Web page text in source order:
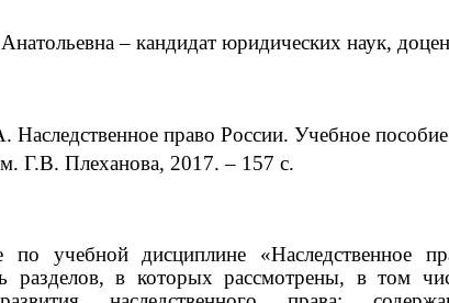
– кандидат юридических наук,
Наследственное право России. Учебное
Г.В. Плеханова, 2017. – 157 с.
по учебной дисциплине «Наследственное
разделов, в которых рассмотрены, в том